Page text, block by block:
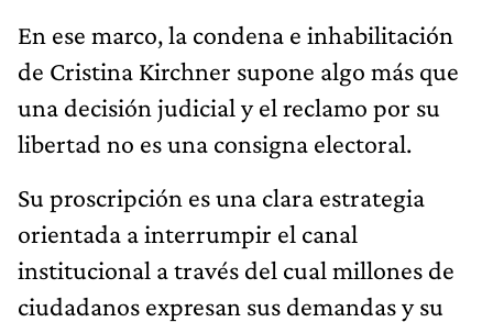
En ese marco, la condena e inhabilitación
de Cristina Kirchner supone algo más que
una decisión judicial y el reclamo por su
libertad no es una consigna electoral.
Su proscripción es una clara estrategia
orientada a interrumpir el canal
institucional a través del cual millones de
ciudadanos expresan sus demandas y su